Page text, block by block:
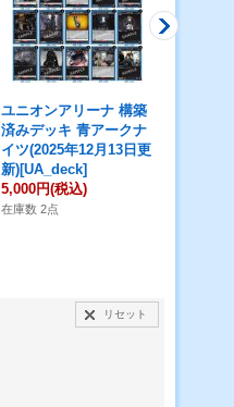
ユニオンアリーナ 構築
済みデッキ 青アークナ
イツ(2025年12月13日更
新)[UA_deck]
5,000円(税込)
在庫数 2点
リセット